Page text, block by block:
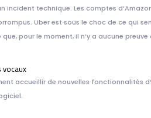
incident technique. Les comptes
Uber est sous le choc de ce qui
pour le moment, il n’y a aucune preuve
accueillir de nouvelles fonctionnalités